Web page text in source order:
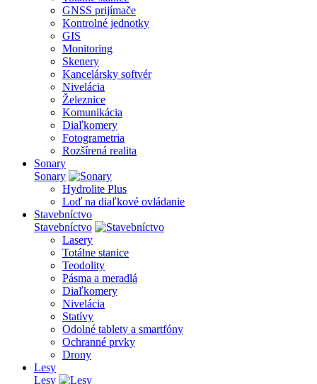
GNSS prijímače
Kontrolné jednotky
GIS
Monitoring
Skenery
Kancelársky softvér
Nivelácia
Železnice
Komunikácia
Diaľkomery
Fotogrametria
Rozšírená realita
Sonary
Sonary
Hydrolite Plus
Loď na diaľkové ovládanie
Stavebníctvo
Stavebníctvo
Lasery
Totálne stanice
Teodolity
Pásma a meradlá
Diaľkomery
Nivelácia
Statívy
Odolné tablety a smartfóny
Ochranné prvky
Drony
Lesy
Lesy